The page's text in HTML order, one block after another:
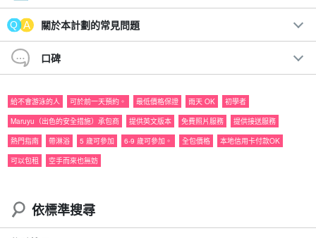
早上要活躍起來，充分利用您在西表的早晨！這是一場清晨前往庫
拉瀑布的徒步體驗，充分利用早上出發前的兩個小時。
西表的早晨陽光強烈，所以空氣清澈，非常宜人！
*請在預訂前閱讀。
此計畫會根據當天的風向和潮位，將您帶到最佳的場地。
有可能會帶您去海邊，而不是紅樹林。請注意，旅行團可能會
帶您去海邊，而不是紅樹林。
關於本計劃的常見問題
口碑
給不會游泳的人 可於前一天預約。 最低價格保證 雨天 OK
初學者
Maruyu（出色的安全措施）承包商
提供英文版本 免費照片服務
提供接送服務
熱門指南
帶淋浴 5 歲可參加 6-9 歲可參加。 全包價格
本地信用卡付款OK
可以包租
空手而來也無妨
依標準搜尋